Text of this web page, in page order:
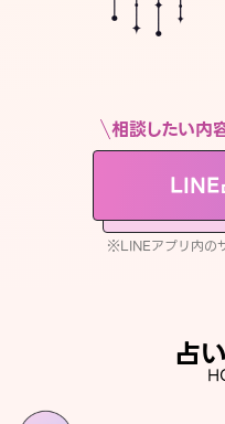
相談したい内
LINE
※LINEアプリ内の
占